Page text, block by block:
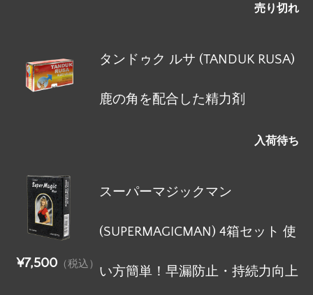
売り切れ
タンドゥク ルサ (TANDUK RUSA)
鹿の角を配合した精力剤
入荷待ち
スーパーマジックマン
(SUPERMAGICMAN) 4箱セット 使
い方簡単！早漏防止・持続力向上
¥7,500 （税込）